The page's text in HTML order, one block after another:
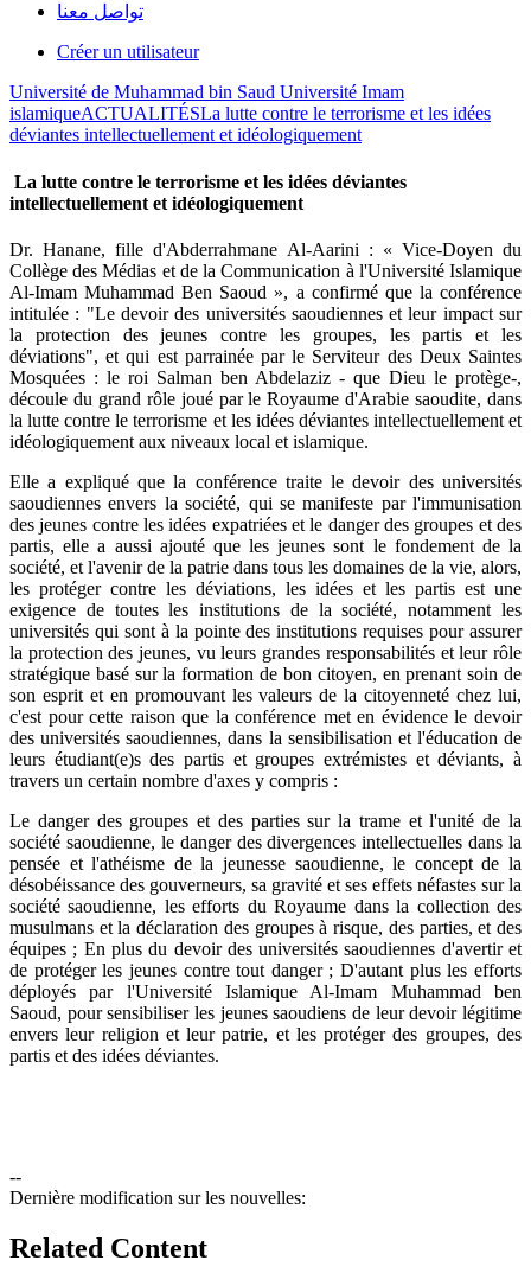
تواصل معنا
Créer un utilisateur
Université de Muhammad bin Saud Université Imam
islamiqueACTUALITÉSLa lutte contre le terrorisme et les idées
déviantes intellectuellement et idéologiquement
La lutte contre le terrorisme et les idées déviantes
intellectuellement et idéologiquement
Dr. Hanane, fille d'Abderrahmane Al-Aarini : « Vice-Doyen du
Collège des Médias et de la Communication à l'Université Islamique
Al-Imam Muhammad Ben Saoud », a confirmé que la conférence
intitulée : "Le devoir des universités saoudiennes et leur impact sur
la protection des jeunes contre les groupes, les partis et les
déviations", et qui est parrainée par le Serviteur des Deux Saintes
Mosquées : le roi Salman ben Abdelaziz - que Dieu le protège-,
découle du grand rôle joué par le Royaume d'Arabie saoudite, dans
la lutte contre le terrorisme et les idées déviantes intellectuellement et
idéologiquement aux niveaux local et islamique.
Elle a expliqué que la conférence traite le devoir des universités
saoudiennes envers la société, qui se manifeste par l'immunisation
des jeunes contre les idées expatriées et le danger des groupes et des
partis, elle a aussi ajouté que les jeunes sont le fondement de la
société, et l'avenir de la patrie dans tous les domaines de la vie, alors,
les protéger contre les déviations, les idées et les partis est une
exigence de toutes les institutions de la société, notamment les
universités qui sont à la pointe des institutions requises pour assurer
la protection des jeunes, vu leurs grandes responsabilités et leur rôle
stratégique basé sur la formation de bon citoyen, en prenant soin de
son esprit et en promouvant les valeurs de la citoyenneté chez lui,
c'est pour cette raison que la conférence met en évidence le devoir
des universités saoudiennes, dans la sensibilisation et l'éducation de
leurs étudiant(e)s des partis et groupes extrémistes et déviants, à
travers un certain nombre d'axes y compris :
Le danger des groupes et des parties sur la trame et l'unité de la
société saoudienne, le danger des divergences intellectuelles dans la
pensée et l'athéisme de la jeunesse saoudienne, le concept de la
désobéissance des gouverneurs, sa gravité et ses effets néfastes sur la
société saoudienne, les efforts du Royaume dans la collection des
musulmans et la déclaration des groupes à risque, des parties, et des
équipes ; En plus du devoir des universités saoudiennes d'avertir et
de protéger les jeunes contre tout danger ; D'autant plus les efforts
déployés par l'Université Islamique Al-Imam Muhammad ben
Saoud, pour sensibiliser les jeunes saoudiens de leur devoir légitime
envers leur religion et leur patrie, et les protéger des groupes, des
partis et des idées déviantes.
--
Dernière modification sur les nouvelles:
Related Content